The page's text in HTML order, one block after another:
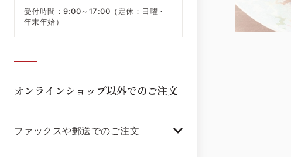
受付時間：9:00～17:00（定休：日曜・
年末年始）
オンラインショップ以外でのご注文
ファックスや郵送でのご注文